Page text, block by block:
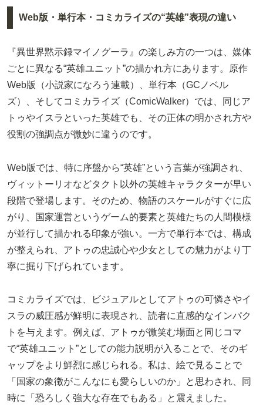
Web版・単行本・コミカライズの“英雄”表現の違い
『異世界黙示録マイノグーラ』の楽しみ方の一つは、媒体
ごとに異なる“英雄ユニット”の描かれ方にあります。原作
Web版（小説家になろう連載）、単行本（GCノベル
ズ）、そしてコミカライズ（ComicWalker）では、同じア
トゥやイスラといった英雄でも、その正体の明かされ方や
役割の強調点が微妙に違うのです。
Web版では、特に序盤から“英雄”という言葉が強調され、
ヴィットーリオなどタクト以外の英雄キャラクターが早い
段階で登場します。そのため、物語のスケールがすぐに広
がり、国家運営というゲーム的要素と英雄たちの人間模様
が並行して描かれる印象が強い。一方で単行本では、構成
が整えられ、アトゥの忠誠心や少女としての魅力がより丁
寧に掘り下げられています。
コミカライズでは、ビジュアルとしてアトゥの可憐さやイ
スラの威圧感が鮮明に表現され、読者に直感的なインパク
トを与えます。例えば、アトゥが微笑む場面と同じコマ
で“英雄ユニット”としての能力説明が入ることで、そのギ
ャップをより鮮烈に感じられる。私は、絵で見ることで
「国家の象徴がこんなにも愛らしいのか」と思わされ、同
時に「恐ろしく強大な存在でもある」と震えました。